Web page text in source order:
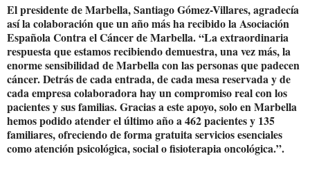
El presidente de Marbella, Santiago Gómez-Villares, agradecía
así la colaboración que un año más ha recibido la Asociación
Española Contra el Cáncer de Marbella. “La extraordinaria
respuesta que estamos recibiendo demuestra, una vez más, la
enorme sensibilidad de Marbella con las personas que padecen
cáncer. Detrás de cada entrada, de cada mesa reservada y de
cada empresa colaboradora hay un compromiso real con los
pacientes y sus familias. Gracias a este apoyo, solo en Marbella
hemos podido atender el último año a 462 pacientes y 135
familiares, ofreciendo de forma gratuita servicios esenciales
como atención psicológica, social o fisioterapia oncológica.”.